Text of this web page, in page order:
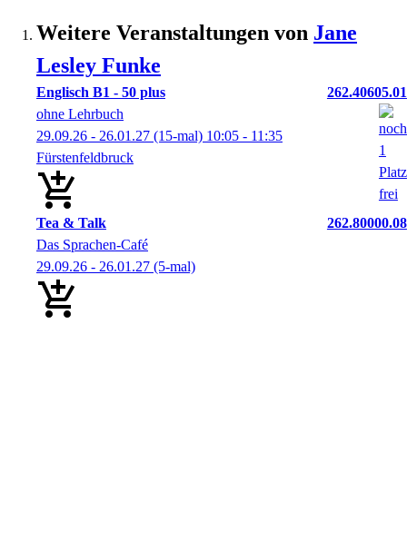
Weitere Veranstaltungen von Jane
Lesley Funke
Englisch B1 - 50 plus
262.40605.01
ohne Lehrbuch
29.09.26 - 26.01.27 (15-mal) 10:05 - 11:35
Fürstenfeldbruck
Tea & Talk
262.80000.08
Das Sprachen-Café
29.09.26 - 26.01.27 (5-mal)